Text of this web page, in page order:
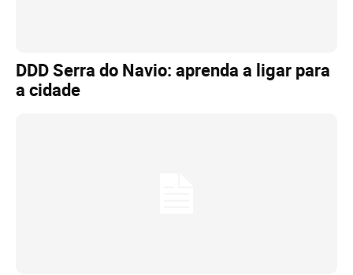
DDD Serra do Navio: aprenda a ligar para
a cidade